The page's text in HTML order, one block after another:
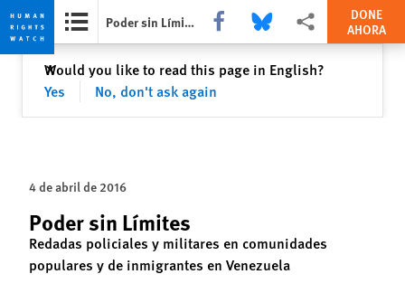
Skip
privacy
Skip
content
Poder sin Límites Share this via Facebook
Share this via Bluesky
Share this viaDONE
AHORA
Would you like to read this page in English?
Yes
No, don't ask again
✕Cerrar
4 de abril de 2016
Poder sin Límites
Redadas policiales y militares en comunidades
populares y de inmigrantes en Venezuela